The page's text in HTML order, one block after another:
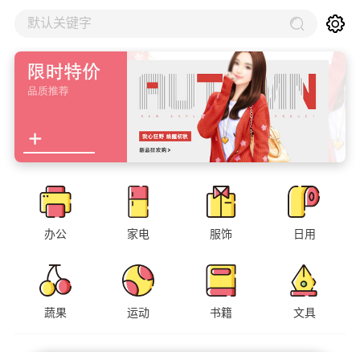
默认关键字
办公 家电 服饰 日用
蔬果 运动 书籍 文具